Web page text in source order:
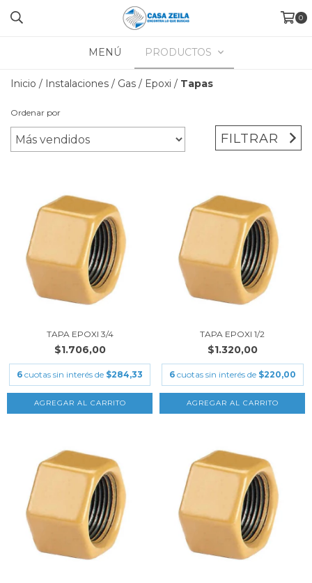
0
MENÚ PRODUCTOS
Inicio / Instalaciones / Gas / Epoxi / Tapas
Ordenar por
FILTRAR
TAPA EPOXI 3/4
$1.706,00
6 cuotas sin interés de $284,33
TAPA EPOXI 1/2
$1.320,00
6 cuotas sin interés de $220,00